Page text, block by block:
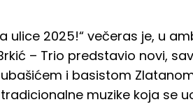
ulice 2025!“ večeras je, u
– Trio predstavio novi,
i basistom
muzike koja se